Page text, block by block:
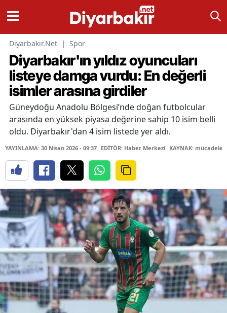
Diyarbakir.Net | Spor
Diyarbakır'ın yıldız oyuncuları
listeye damga vurdu: En değerli
isimler arasına girdiler
Güneydoğu Anadolu Bölgesi’nde doğan futbolcular
arasında en yüksek piyasa değerine sahip 10 isim belli
oldu. Diyarbakır'dan 4 isim listede yer aldı.
YAYINLAMA: 30 Nisan 2026 - 09:37 EDİTÖR: Haber Merkezi KAYNAK: mücadele